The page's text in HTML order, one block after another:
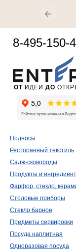
Подносы
Ресторанный текстиль
Садж-сковороды
Продукты и
Фарфор, стекло,
Столовые приборы
Стекло барное
Предметы сервировки
Посуда наплитная
Одноразовая посуда
ОТ ИДЕИ ДО
8-495-150-